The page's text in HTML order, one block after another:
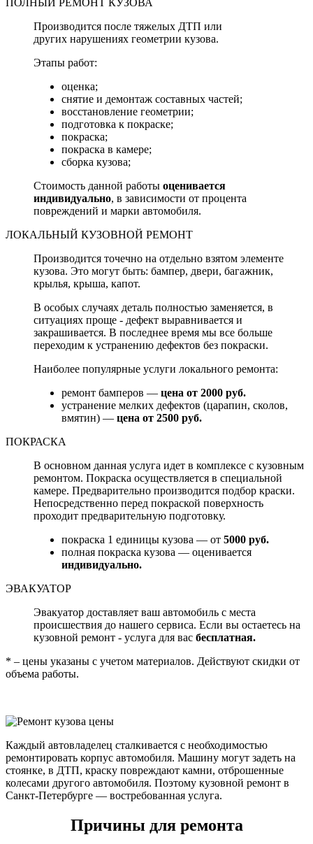
ПОЛНЫЙ РЕМОНТ КУЗОВА
Производится после тяжелых ДТП или
других нарушениях геометрии кузова.
Этапы работ:
оценка;
снятие и демонтаж составных частей;
восстановление геометрии;
подготовка к покраске;
покраска;
покраска в камере;
сборка кузова;
Стоимость данной работы оценивается
индивидуально, в зависимости от процента
повреждений и марки автомобиля.
ЛОКАЛЬНЫЙ КУЗОВНОЙ РЕМОНТ
Производится точечно на отдельно взятом элементе
кузова. Это могут быть: бампер, двери, багажник,
крылья, крыша, капот.
В особых случаях деталь полностью заменяется, в
ситуациях проще - дефект выравнивается и
закрашивается. В последнее время мы все больше
переходим к устранению дефектов без покраски.
Наиболее популярные услуги локального ремонта:
ремонт бамперов — цена от 2000 руб.
устранение мелких дефектов (царапин, сколов,
вмятин) — цена от 2500 руб.
ПОКРАСКА
В основном данная услуга идет в комплексе с кузовным
ремонтом. Покраска осуществляется в специальной
камере. Предварительно производится подбор краски.
Непосредственно перед покраской поверхность
проходит предварительную подготовку.
покраска 1 единицы кузова — от 5000 руб.
полная покраска кузова — оценивается
индивидуально.
ЭВАКУАТОР
Эвакуатор доставляет ваш автомобиль с места
происшествия до нашего сервиса. Если вы остаетесь на
кузовной ремонт - услуга для вас бесплатная.
* – цены указаны с учетом материалов. Действуют скидки от
объема работы.
Каждый автовладелец сталкивается с необходимостью
ремонтировать корпус автомобиля. Машину могут задеть на
стоянке, в ДТП, краску повреждают камни, отброшенные
колесами другого автомобиля. Поэтому кузовной ремонт в
Санкт-Петербурге — востребованная услуга.
Причины для ремонта